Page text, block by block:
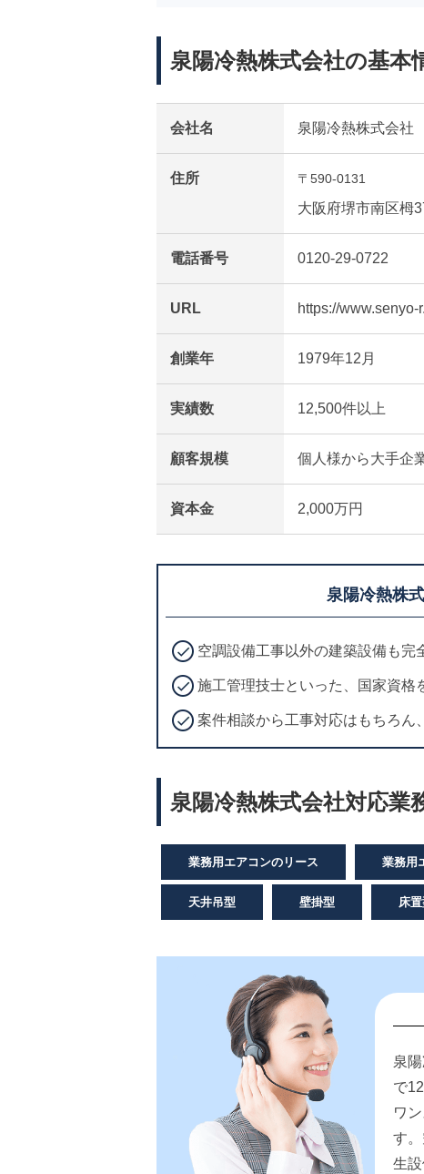
泉陽冷熱株式会社の基本
会社名 泉陽冷熱株式会社
住所 〒590-0131
大阪府堺市南区栂
電話番号 0120-29-0722
URL https://www.senyo-
創業年 1979年12月
実績数 12,500件以上
顧客規模 個人様から大手企
資本金 2,000万円
泉陽冷熱株
空調設備工事以外の建築設備も
施工管理技士といった、国家資格
案件相談から工事対応はもちろん
泉陽冷熱株式会社対応業
業務用エアコンのリース 業務用
天井吊型 壁掛型 床置
泉
で
ワ
す
生